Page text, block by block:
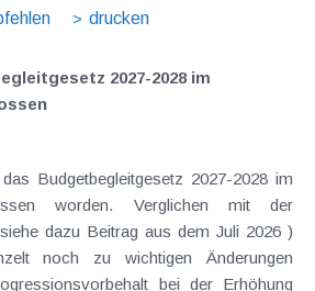
drucken
2027-2028 im
Budgetbegleitgesetz 2027-2028 im
worden. Verglichen mit der
dazu Beitrag aus dem Juli 2026 )
noch zu wichtigen Änderungen